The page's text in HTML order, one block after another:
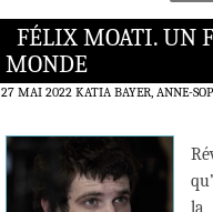
FÉLIX MOATI. UN
MONDE
27 MAI 2022 KATIA BAYER, ANNE-
la